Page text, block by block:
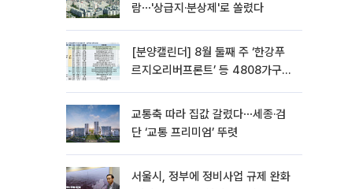
람⋯'상급지·분상제'로 쏠렸다
[분양캘린더] 8월 둘째 주 ‘한강푸
르지오리버프론트’ 등 4808가구
교통축 따라 집값 갈렸다⋯세종·검
단 ‘교통 프리미엄’ 뚜렷
서울시, 정부에 정비사업 규제 완화